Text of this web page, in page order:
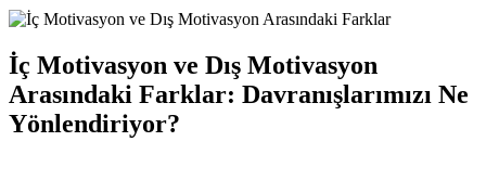
İç Motivasyon ve Dış Motivasyon
Arasındaki Farklar: Davranışlarımızı Ne
Yönlendiriyor?